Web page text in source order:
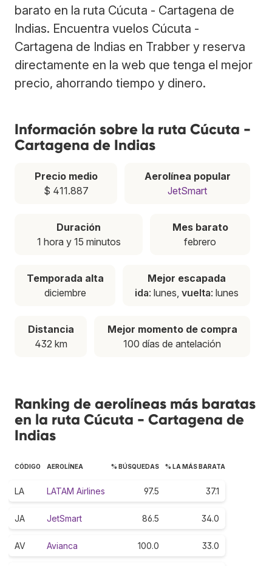
barato en la ruta Cúcuta - Cartagena de
Indias. Encuentra vuelos Cúcuta -
Cartagena de Indias en Trabber y reserva
directamente en la web que tenga el mejor
precio, ahorrando tiempo y dinero.
Información sobre la ruta Cúcuta -
Cartagena de Indias
Precio medio
$ 411.887
Aerolínea popular
JetSmart
Duración
1 hora y 15 minutos
Mes barato
febrero
Temporada alta
diciembre
Mejor escapada
ida: lunes, vuelta: lunes
Distancia
432 km
Mejor momento de compra
100 días de antelación
Ranking de aerolíneas más baratas
en la ruta Cúcuta - Cartagena de
Indias
CÓDIGO AEROLÍNEA % BÚSQUEDAS % LA MÁS BARATA
LA LATAM Airlines 97.5 37.1
JA JetSmart 86.5 34.0
AV Avianca 100.0 33.0